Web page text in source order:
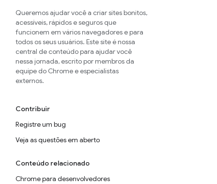
Queremos ajudar você a criar sites bonitos,
acessíveis, rápidos e seguros que
funcionem em vários navegadores e para
todos os seus usuários. Este site é nossa
central de conteúdo para ajudar você
nessa jornada, escrito por membros da
equipe do Chrome e especialistas
externos.
Contribuir
Registre um bug
Veja as questões em aberto
Conteúdo relacionado
Chrome para desenvolvedores